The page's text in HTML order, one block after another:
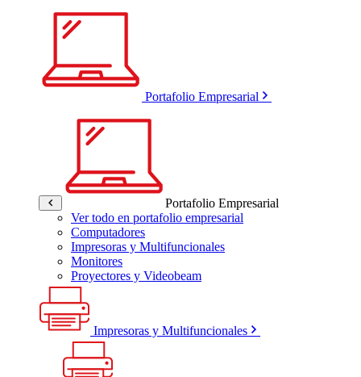
Portafolio Empresarial
Portafolio Empresarial
Ver todo en portafolio empresarial
Computadores
Impresoras y Multifuncionales
Monitores
Proyectores y Videobeam
Impresoras y Multifuncionales